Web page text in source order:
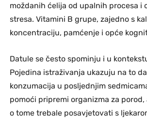
moždanih ćelija od upalnih procesa i
stresa. Vitamini B grupe, zajedno s
koncentraciju, pamćenje i opće
Datule se često spominju i u
Pojedina istraživanja ukazuju na to
konzumacija u posljednjim
pomoći pripremi organizma za
o tome trebale posavjetovati s